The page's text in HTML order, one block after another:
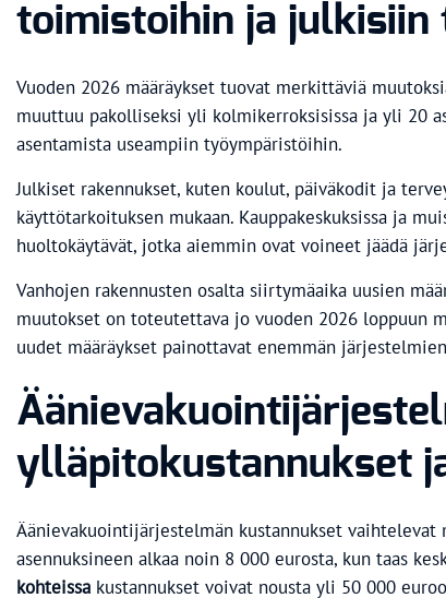
toimistoihin ja julkisiin
Vuoden 2026 määräykset tuovat merkittäviä
muuttuu pakolliseksi yli kolmikerroksisissa ja yli 20
asentamista useampiin työympäristöihin.
Julkiset rakennukset, kuten koulut, päiväkodit ja
käyttötarkoituksen mukaan. Kauppakeskuksissa ja
huoltokäytävät, jotka aiemmin ovat voineet jäädä
Vanhojen rakennusten osalta siirtymäaika uusien
muutokset on toteutettava jo vuoden 2026 loppuun
uudet määräykset painottavat enemmän
ylläpitokustannukset
Äänievakuointijärjestelmän kustannukset
asennuksineen alkaa noin 8 000 eurosta, kun taas
kohteissa kustannukset voivat nousta yli 50 000